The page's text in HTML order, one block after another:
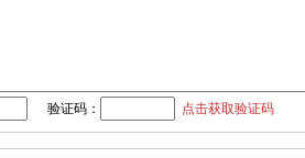
验证码： 点击获取验证码